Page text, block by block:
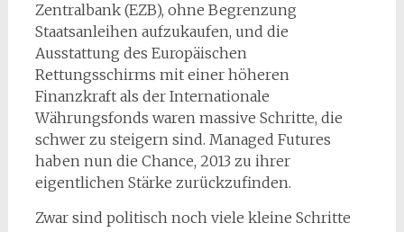
Zentralbank (EZB), ohne Begrenzung
Staatsanleihen aufzukaufen, und die
Ausstattung des Europäischen
Rettungsschirms mit einer höheren
Finanzkraft als der Internationale
Währungsfonds waren massive Schritte, die
schwer zu steigern sind. Managed Futures
haben nun die Chance, 2013 zu ihrer
eigentlichen Stärke zurückzufinden.
Zwar sind politisch noch viele kleine Schritte